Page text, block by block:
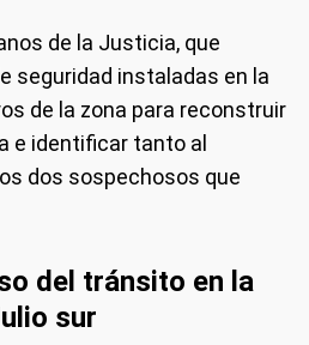
de la Justicia, que
seguridad instaladas en la
de la zona para reconstruir
e identificar tanto al
dos sospechosos que
del tránsito en la
sur